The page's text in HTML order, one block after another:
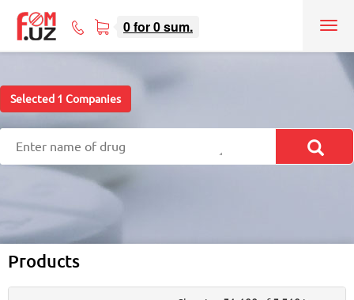
0for0sum.
207-
08
Selected 1 Companies
Products